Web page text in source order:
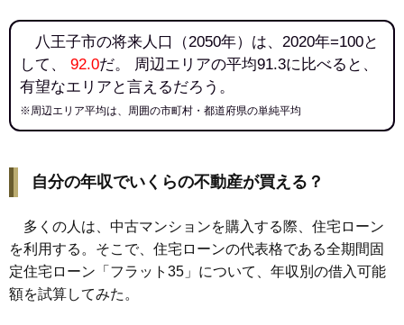
八王子市の将来人口（2050年）は、2020年=100と
して、 92.0だ。 周辺エリアの平均91.3に比べると、
有望なエリアと言えるだろう。
※周辺エリア平均は、周囲の市町村・都道府県の単純平均
自分の年収でいくらの不動産が買える？
多くの人は、中古マンションを購入する際、住宅ローン
を利用する。そこで、住宅ローンの代表格である全期間固
定住宅ローン「フラット35」について、年収別の借入可能
額を試算してみた。